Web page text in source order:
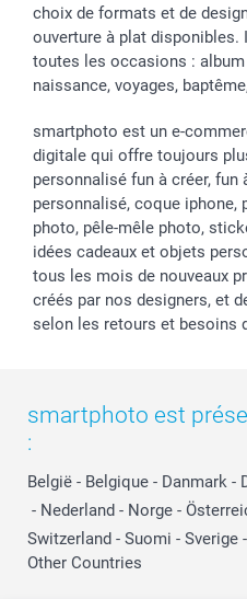
choix de formats et de
ouverture à plat disponibles.
toutes les occasions :
naissance, voyages,
smartphoto est un e-
digitale qui offre toujours
personnalisé fun à créer,
personnalisé, coque iphone,
photo, pêle-mêle photo,
idées cadeaux et objets
tous les mois de nouveaux
créés par nos designers, et
selon les retours et besoins
smartphoto est
:
België - Belgique - Danmark -
- Nederland - Norge -
Switzerland - Suomi - Sverige -
Other Countries